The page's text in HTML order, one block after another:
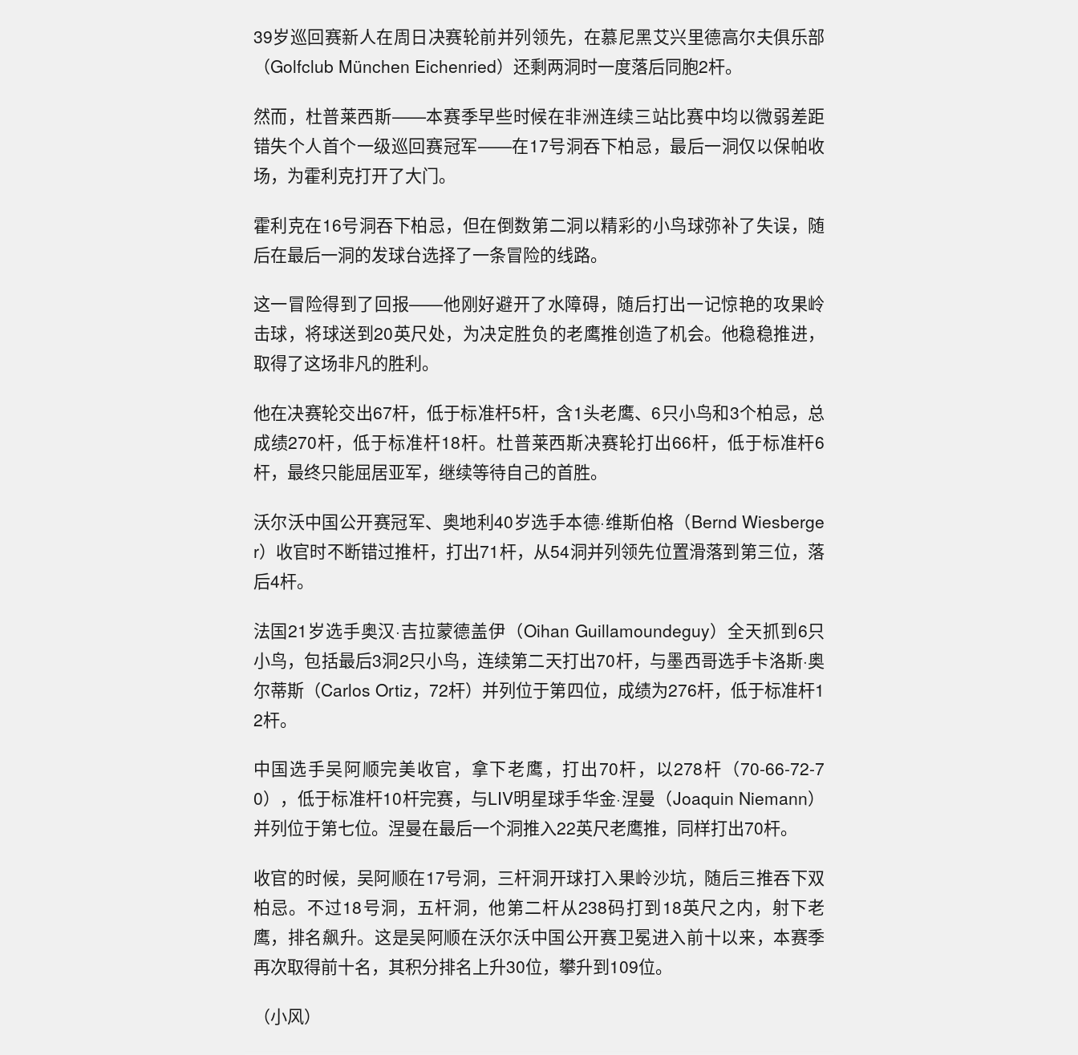
39岁巡回赛新人在周日决赛轮前并列领先，在慕尼黑艾兴里德高尔夫俱乐部
（Golfclub München Eichenried）还剩两洞时一度落后同胞2杆。
然而，杜普莱西斯——本赛季早些时候在非洲连续三站比赛中均以微弱差距
错失个人首个一级巡回赛冠军——在17号洞吞下柏忌，最后一洞仅以保帕收
场，为霍利克打开了大门。
霍利克在16号洞吞下柏忌，但在倒数第二洞以精彩的小鸟球弥补了失误，随
后在最后一洞的发球台选择了一条冒险的线路。
这一冒险得到了回报——他刚好避开了水障碍，随后打出一记惊艳的攻果岭
击球，将球送到20英尺处，为决定胜负的老鹰推创造了机会。他稳稳推进，
取得了这场非凡的胜利。
他在决赛轮交出67杆，低于标准杆5杆，含1头老鹰、6只小鸟和3个柏忌，总
成绩270杆，低于标准杆18杆。杜普莱西斯决赛轮打出66杆，低于标准杆6
杆，最终只能屈居亚军，继续等待自己的首胜。
沃尔沃中国公开赛冠军、奥地利40岁选手本德·维斯伯格（Bernd Wiesberge
r）收官时不断错过推杆，打出71杆，从54洞并列领先位置滑落到第三位，落
后4杆。
法国21岁选手奥汉·吉拉蒙德盖伊（Oihan Guillamoundeguy）全天抓到6只
小鸟，包括最后3洞2只小鸟，连续第二天打出70杆，与墨西哥选手卡洛斯·奥
尔蒂斯（Carlos Ortiz，72杆）并列位于第四位，成绩为276杆，低于标准杆1
2杆。
中国选手吴阿顺完美收官，拿下老鹰，打出70杆，以278杆（70-66-72-7
0），低于标准杆10杆完赛，与LIV明星球手华金·涅曼（Joaquin Niemann）
并列位于第七位。涅曼在最后一个洞推入22英尺老鹰推，同样打出70杆。
收官的时候，吴阿顺在17号洞，三杆洞开球打入果岭沙坑，随后三推吞下双
柏忌。不过18号洞，五杆洞，他第二杆从238码打到18英尺之内，射下老
鹰，排名飙升。这是吴阿顺在沃尔沃中国公开赛卫冕进入前十以来，本赛季
再次取得前十名，其积分排名上升30位，攀升到109位。
（小风）